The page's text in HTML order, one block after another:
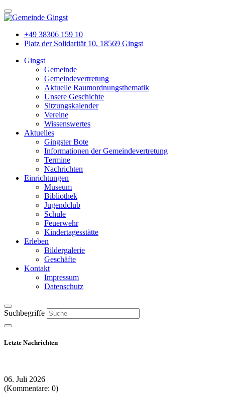
+49 38306 159 10
Platz der Solidarität 10, 18569 Gingst
Gingst
Gemeinde
Gemeindevertretung
Aktuelle Raumordnungsthematik
Unsere Geschichte
Sitzungskalender
Vereine
Wissenswertes
Aktuelles
Gingster Bote
Informationen der Gemeindevertretung
Termine
Nachrichten
Einrichtungen
Museum
Bibliothek
Jugendclub
Schule
Feuerwehr
Kindertagesstätte
Erleben
Bildergalerie
Geschäfte
Kontakt
Impressum
Datenschutz
Suchbegriffe
Letzte Nachrichten
06. Juli 2026
(Kommentare: 0)